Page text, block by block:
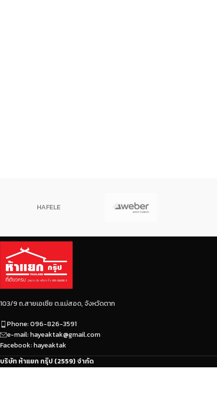
HAFELE
103/9 ถ.สายเอเซีย ต.แม่สอด, จังหวัดตาก
Phone: 096-826-3591
e-mail: hayeaktak@gmail.com
Facebook: hayeaktak
บริษัท ห้าแยก กรุ๊ป (2559) จำกัด